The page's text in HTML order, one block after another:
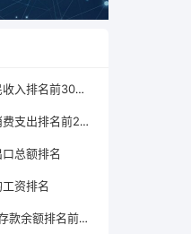
排名前30的区县
排名前20的城市
总额排名
资排名
排名前20的城市